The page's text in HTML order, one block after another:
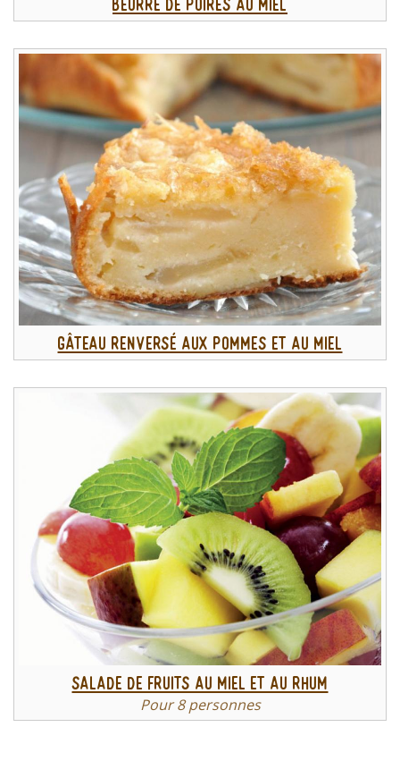
Beurre de poires au miel
Gâteau renversé aux pommes et au miel
Salade de fruits au miel et au rhum
Pour 8 personnes